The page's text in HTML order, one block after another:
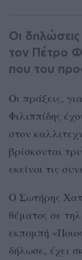
Οι
τον Πέτρο
που του
Οι πράξεις,
Φιλιππίδης
στον
βρίσκονται
εκείνοι τις
Ο Σωτήρης
θέματος σε
εκπομπή
δήλωσε, έχει